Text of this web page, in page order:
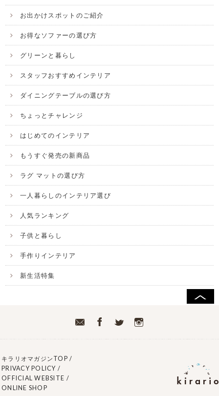
お出かけスポットのご紹介
お得なソファーの選び方
グリーンと暮らし
スタッフおすすめインテリア
ダイニングテーブルの選び方
ちょっとチャレンジ
はじめてのインテリア
もうすぐ発売の新商品
ラグ マットの選び方
一人暮らしのインテリア選び
人気ランキング
子供と暮らし
手作りインテリア
新生活特集
キラリオマガジンTOP/
PRIVACY POLICY /
OFFICIAL WEBSITE /
ONLINE SHOP